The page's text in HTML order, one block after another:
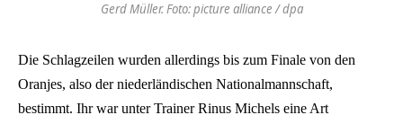
Gerd Müller. Foto: picture alliance / dpa
Die Schlagzeilen wurden allerdings bis zum Finale von den
Oranjes, also der niederländischen Nationalmannschaft,
bestimmt. Ihr war unter Trainer Rinus Michels eine Art